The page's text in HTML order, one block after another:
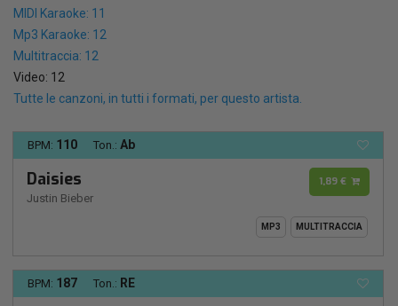
MIDI Karaoke: 11
Mp3 Karaoke: 12
Multitraccia: 12
Video: 12
Tutte le canzoni, in tutti i formati, per questo artista.
BPM: 110 Ton.: Ab
Daisies
Justin Bieber
1,89 €
MP3 MULTITRACCIA
BPM: 187 Ton.: RE